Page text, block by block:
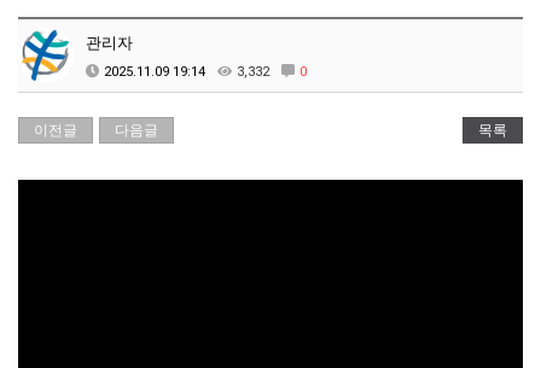
관리자
2025.11.09 19:14 3,332 0
이전글 다음글 목록